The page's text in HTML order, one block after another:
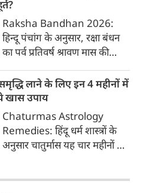
राशि मिथुन में सीधे (मार्गी) चलने लगे
हैं। अब जब बुद्धि और संवाद का
कारक ग्रह सीधी चाल चलेगा, तो
जाहिर है आपकी सोच, बातचीत
और फैसलों की रफ्तार भी बदल
जाएगी।
Raksha Bandhan 2026:
हिन्दू पंचांग के अनुसार, रक्षा बंधन
का पर्व प्रतिवर्ष श्रावण मास की
भारतीय संस्कृति में इसे मिठास और
खुशियों का उत्सव माना गया है। यह
भाई-बहन के प्रेम का पावन पर्व है।
यहां जानें रक्षा बंधन 2026 कब है?
जानें रक्षा बंधन 2026 की तारीख...
लाने के लिए इन 4 महीनों में
खास उपाय
Chaturmas Astrology
Remedies: हिंदू धर्म शास्त्रों के
अनुसार चातुर्मास यह चार महीनों का